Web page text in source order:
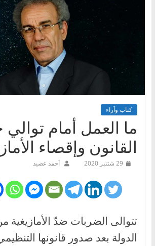
كتاب وآراء
ما العمل أمام
القانون وإقصاء
29 شتنبر 2020 أحمد عصيد
تتوالى الضربات ضدّ
الدولة بعد صدور قانونها